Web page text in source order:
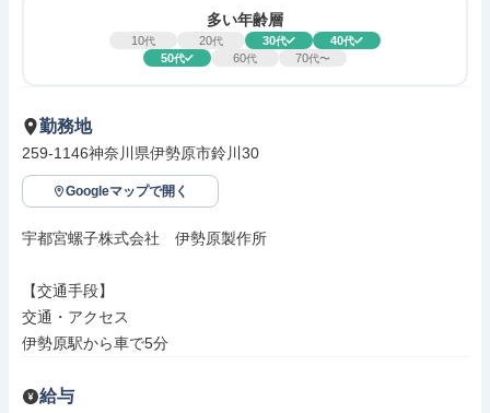
多い年齢層
10代 20代 30代 40代
50代 60代 70代〜
勤務地
259-1146神奈川県伊勢原市鈴川30
Googleマップで開く
宇都宮螺子株式会社　伊勢原製作所
【交通手段】
交通・アクセス
伊勢原駅から車で5分
給与